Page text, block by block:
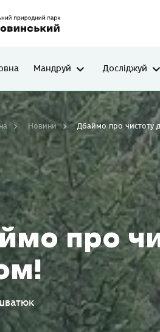
Мандруй Досліджуй
про
Новини Дбаймо про чистоту